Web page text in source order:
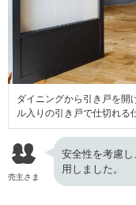
ダイニングから引き戸を開
ル入りの引き戸で仕切れる
売主さま
安全性を考慮
用しました。